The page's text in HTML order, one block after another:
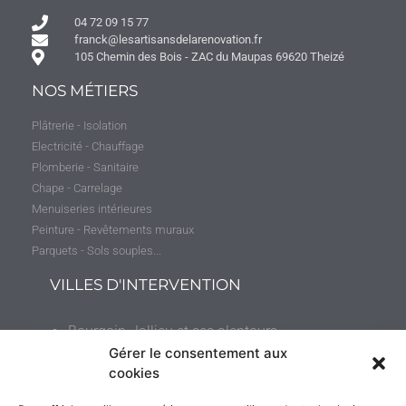
Gérer le consentement aux
cookies
04 72 09 15 77
franck@lesartisansdelarenovation.fr
105 Chemin des Bois - ZAC du Maupas 69620 Theizé
NOS MÉTIERS
Plâtrerie - Isolation
Electricité - Chauffage
Plomberie - Sanitaire
Chape - Carrelage
Menuiseries intérieures
Peinture - Revêtements muraux
Parquets - Sols souples...
VILLES D'INTERVENTION
Bourgoin-Jallieu et ses alentours
(jusqu’à 50 kilomètres)